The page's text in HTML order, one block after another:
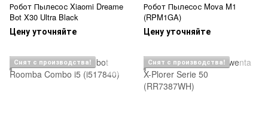
Робот Пылесос Xiaomi Dreame
Bot X30 Ultra Black
Цену уточняйте
Робот Пылесос Mova M1
(RPM1GA)
Цену уточняйте
Снят с производства! Снят с производства!